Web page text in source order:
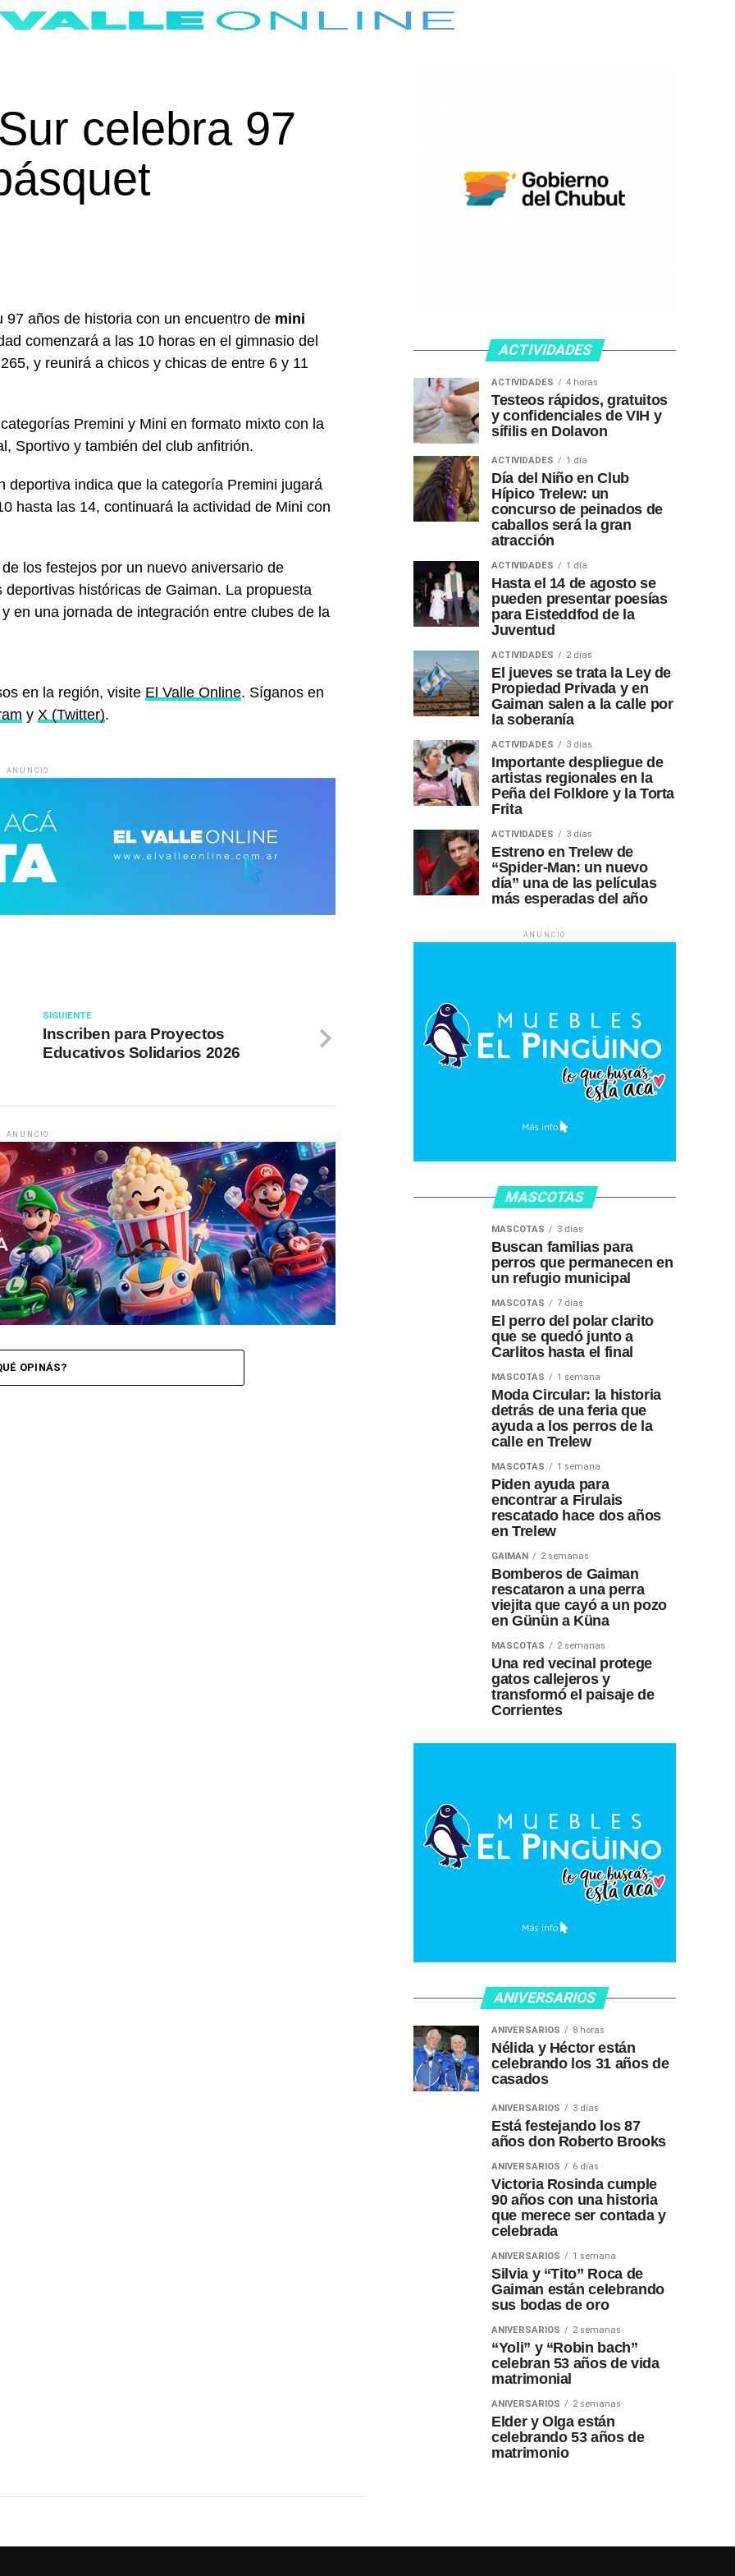
celebra 97
años de historia con un encuentro de mini
comenzará a las 10 horas en el gimnasio del
y reunirá a chicos y chicas de entre 6 y 11
Premini y Mini en formato mixto con la
Sportivo y también del club anfitrión.
deportiva indica que la categoría Premini jugará
hasta las 14, continuará la actividad de Mini con
los festejos por un nuevo aniversario de
históricas de Gaiman. La propuesta
en una jornada de integración entre clubes de la
en la región, visite El Valle Online. Síganos en
y X (Twitter).
ANUNCIO
SIGUIENTE
Inscriben para Proyectos
Educativos Solidarios 2026
ANUNCIO
OPINÁS?
ACTIVIDADES
ACTIVIDADES 4 horas
Testeos rápidos, gratuitos
y confidenciales de VIH y
sífilis en Dolavon
ACTIVIDADES 1 día
Día del Niño en Club
Hípico Trelew: un
concurso de peinados de
caballos será la gran
atracción
ACTIVIDADES 1 día
Hasta el 14 de agosto se
pueden presentar poesías
para Eisteddfod de la
Juventud
ACTIVIDADES 2 días
El jueves se trata la Ley de
Propiedad Privada y en
Gaiman salen a la calle por
la soberanía
ACTIVIDADES 3 días
Importante despliegue de
artistas regionales en la
Peña del Folklore y la Torta
Frita
ACTIVIDADES 3 días
Estreno en Trelew de
“Spider-Man: un nuevo
día” una de las películas
más esperadas del año
ANUNCIO
MASCOTAS
MASCOTAS 3 días
Buscan familias para
perros que permanecen en
un refugio municipal
MASCOTAS 7 días
El perro del polar clarito
que se quedó junto a
Carlitos hasta el final
MASCOTAS 1 semana
Moda Circular: la historia
detrás de una feria que
ayuda a los perros de la
calle en Trelew
MASCOTAS 1 semana
Piden ayuda para
encontrar a Firulais
rescatado hace dos años
en Trelew
GAIMAN 2 semanas
Bomberos de Gaiman
rescataron a una perra
viejita que cayó a un pozo
en Günün a Küna
MASCOTAS 2 semanas
Una red vecinal protege
gatos callejeros y
transformó el paisaje de
Corrientes
ANIVERSARIOS
ANIVERSARIOS 8 horas
Nélida y Héctor están
celebrando los 31 años de
casados
ANIVERSARIOS 3 días
Está festejando los 87
años don Roberto Brooks
ANIVERSARIOS 6 días
Victoria Rosinda cumple
90 años con una historia
que merece ser contada y
celebrada
ANIVERSARIOS 1 semana
Silvia y “Tito” Roca de
Gaiman están celebrando
sus bodas de oro
ANIVERSARIOS 2 semanas
“Yoli” y “Robin bach”
celebran 53 años de vida
matrimonial
ANIVERSARIOS 2 semanas
Elder y Olga están
celebrando 53 años de
matrimonio